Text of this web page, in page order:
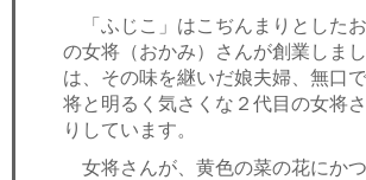
「ふじこ」はこぢんまりとした
の女将（おかみ）さんが創業しま
は、その味を継いだ娘夫婦、無口
将と明るく気さくな２代目の女将
りしています。
女将さんが、黄色の菜の花にか